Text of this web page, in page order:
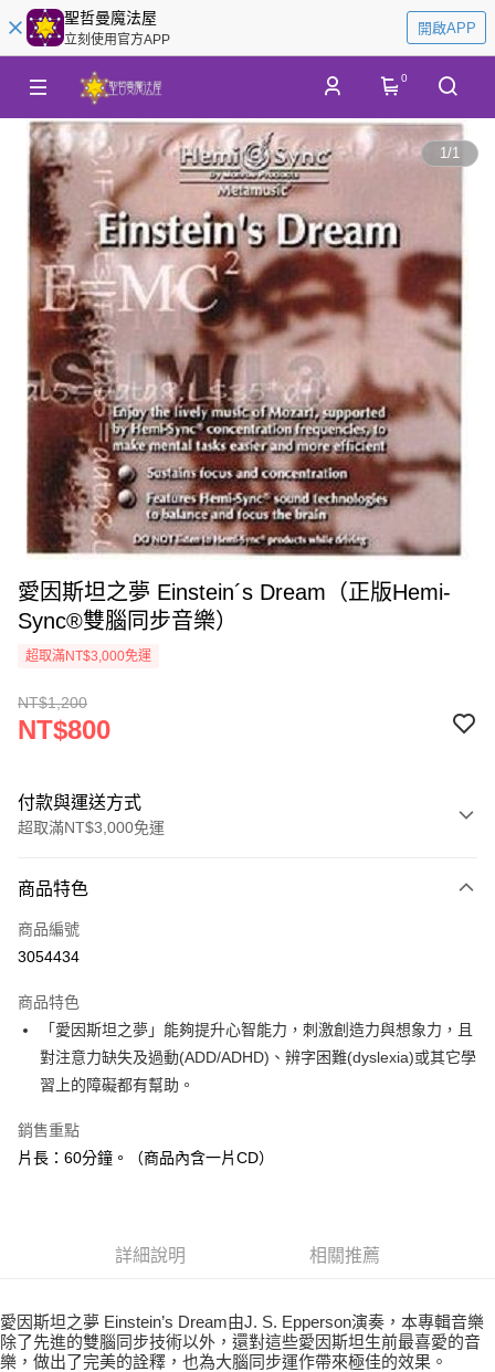
聖哲曼魔法屋
立刻使用官方APP
開啟APP
0
1/1
愛因斯坦之夢 Einstein´s Dream（正版Hemi-
Sync®雙腦同步音樂）
超取滿NT$3,000免運
NT$1,200
NT$800
付款與運送方式
超取滿NT$3,000免運
信用卡一次付款
超商取貨付款
Apple Pay
街口支付
ATM付款
每筆NT$80，滿NT$3,000(含以上)免運費
每筆NT$80，滿NT$3,000(含以上)免運費
商品特色
商品編號
3054434
商品特色
「愛因斯坦之夢」能夠提升心智能力，刺激創造力與想象力，且
對注意力缺失及過動(ADD/ADHD)、辨字困難(dyslexia)或其它學
習上的障礙都有幫助。
銷售重點
片長：60分鐘。（商品內含一片CD）
詳細說明 相關推薦
愛因斯坦之夢 Einstein’s Dream由J. S. Epperson演奏，本專輯音樂
除了先進的雙腦同步技術以外，還對這些愛因斯坦生前最喜愛的音
樂，做出了完美的詮釋，也為大腦同步運作帶來極佳的效果。